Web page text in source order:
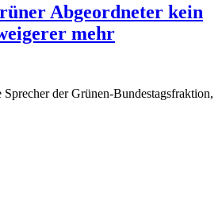
Abgeordneter kein
mehr
der Grünen-Bundestagsfraktion,